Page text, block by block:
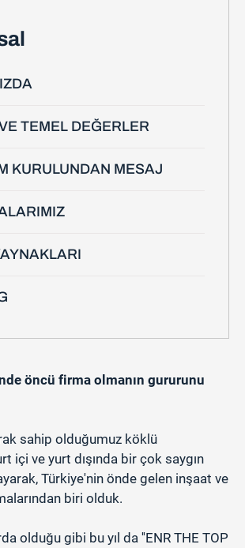
TEMEL DEĞERLER
KURULUNDAN MESAJ
öncü firma olmanın gururunu
sahip olduğumuz köklü
içi ve yurt dışında bir çok saygın
Türkiye'nin önde gelen inşaat ve
biri olduk.
olduğu gibi bu yıl da ''ENR THE TOP